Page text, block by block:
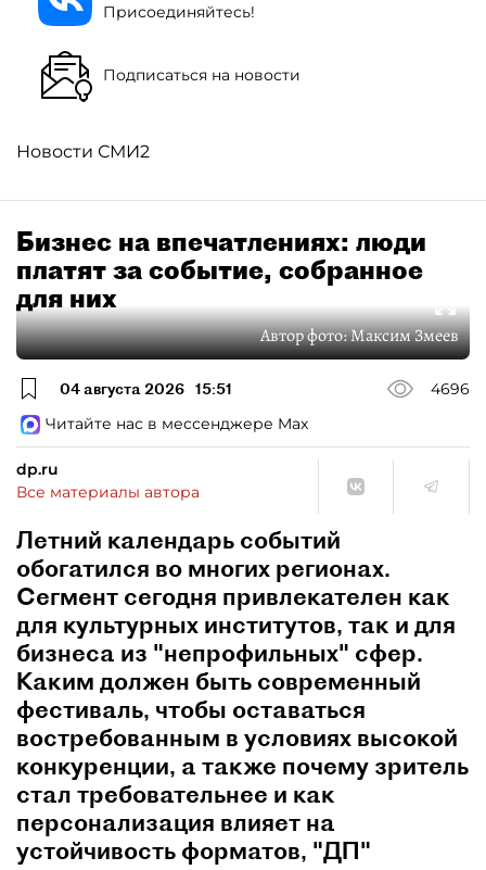
Присоединяйтесь!
Подписаться на новости
Новости СМИ2
Бизнес на впечатлениях: люди
платят за событие, собранное
для них
Автор фото:Максим Змеев
04 августа 2026 15:51
4696
Читайте нас в мессенджере Max
dp.ru
Все материалы автора
Летний календарь событий
обогатился во многих регионах.
Сегмент сегодня привлекателен как
для культурных институтов, так и для
бизнеса из "непрофильных" сфер.
Каким должен быть современный
фестиваль, чтобы оставаться
востребованным в условиях высокой
конкуренции, а также почему зритель
стал требовательнее и как
персонализация влияет на
устойчивость форматов, "ДП"